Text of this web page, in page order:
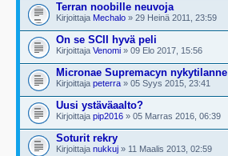
Terran noobille neuvoja
Kirjoittaja Mechalo » 29 Heinä 2011, 23:59
On se SCII hyvä peli
Kirjoittaja Venomi » 09 Elo 2017, 15:56
Micronae Supremacyn nykytilanne
Kirjoittaja peterra » 05 Syys 2015, 23:41
Uusi ystäväaalto?
Kirjoittaja pip2016 » 05 Marras 2016, 06:39
Soturit rekry
Kirjoittaja nukkuj » 11 Maalis 2013, 02:59